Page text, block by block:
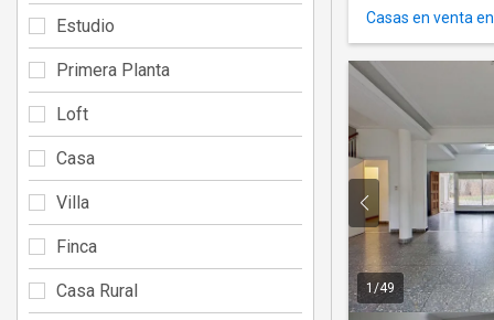
Casas en venta
1 /49
Estudio
Primera Planta
Loft
Casa
Villa
Finca
Casa Rural